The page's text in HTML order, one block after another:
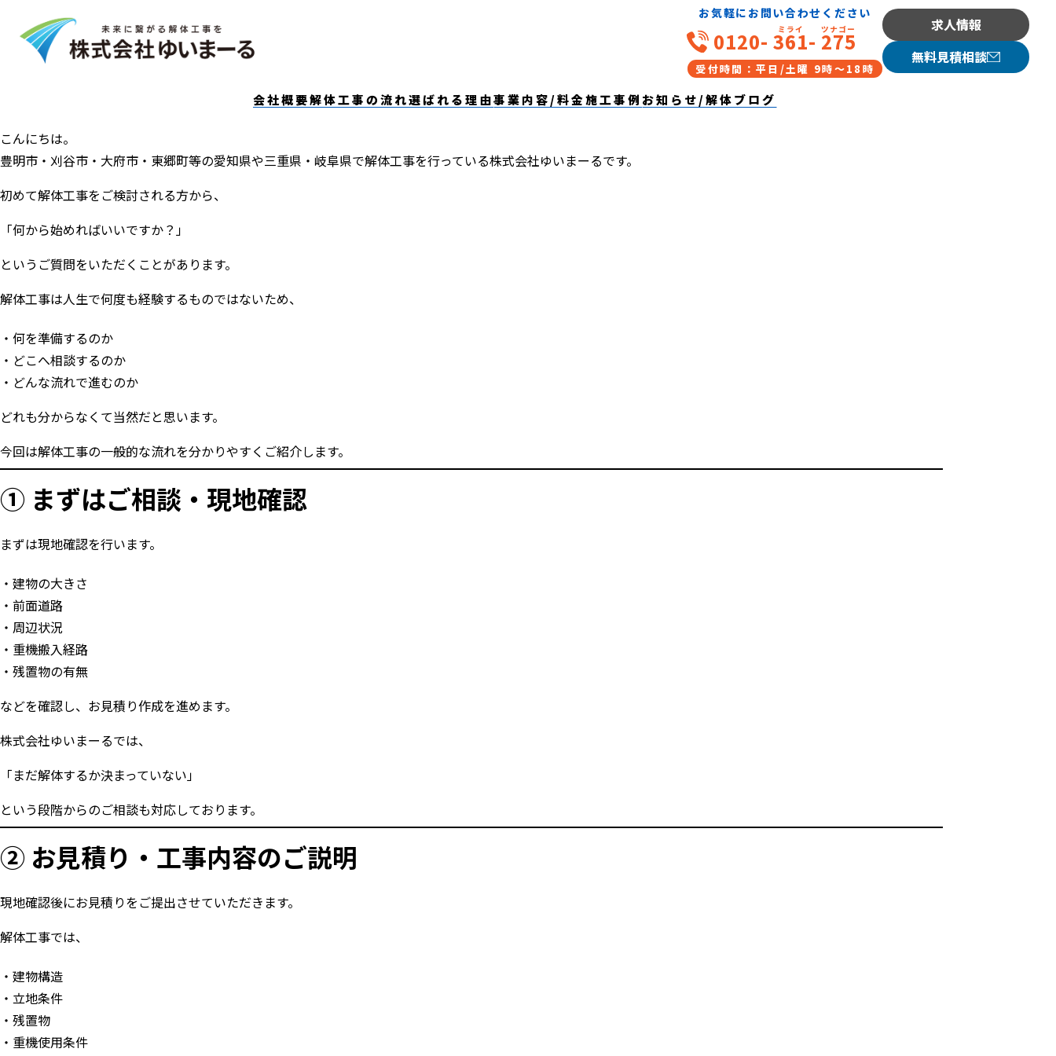
お気軽にお問い合わせください
0120-361- 275
受付時間：平日/土曜 9時〜18時
求人情報
無料見積相談
会社概要解体工事の流れ選ばれる理由事業内容/料金施工事例 お知らせ/解体ブログ
解体工事、何から始めればいい？ご相談から工事までの流れを解説【愛知県・豊明市・大府市・刈谷市・東
郷町の解体工事専門店、株式会社ゆいまーる】
こんにちは。
豊明市・刈谷市・大府市・東郷町等の愛知県や三重県・岐阜県で解体工事を行っている株式会社ゆいまーるです。
初めて解体工事をご検討される方から、
「何から始めればいいですか？」
というご質問をいただくことがあります。
解体工事は人生で何度も経験するものではないため、
何を準備するのか
どこへ相談するのか
どんな流れで進むのか
どれも分からなくて当然だと思います。
今回は解体工事の一般的な流れを分かりやすくご紹介します。
① まずはご相談・現地確認
まずは現地確認を行います。
建物の大きさ
前面道路
周辺状況
重機搬入経路
残置物の有無
などを確認し、お見積り作成を進めます。
株式会社ゆいまーるでは、
「まだ解体するか決まっていない」
という段階からのご相談も対応しております。
② お見積り・工事内容のご説明
現地確認後にお見積りをご提出させていただきます。
解体工事では、
建物構造
立地条件
残置物
重機使用条件